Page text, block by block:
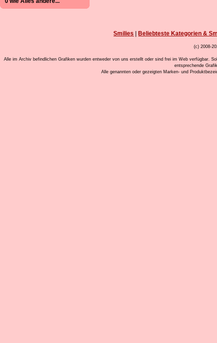
Smilies Beliebteste Kategorien &
(c) 2008-
Alle im Archiv befindlichen Grafiken wurden entweder von uns erstellt oder sind frei im Web verfügbar.
entsprechende
Alle genannten oder gezeigten Marken- und